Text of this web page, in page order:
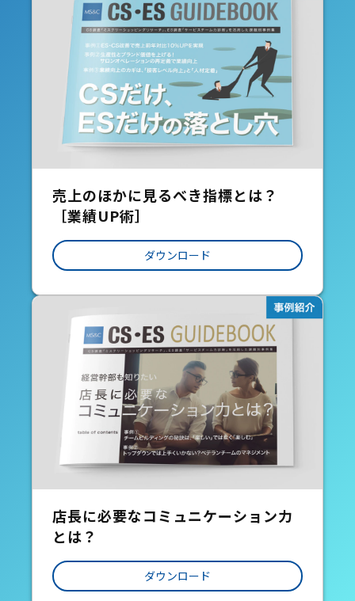
売上のほかに見るべき指標とは？
［業績UP術］
ダウンロード
店長に必要なコミュニケーション力
とは？
ダウンロード